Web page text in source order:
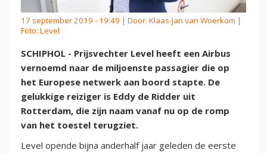
17 september 2019 - 19:49 | Door: Klaas-Jan van Woerkom |
Foto: Level
SCHIPHOL - Prijsvechter Level heeft een Airbus
vernoemd naar de miljoenste passagier die op
het Europese netwerk aan boord stapte. De
gelukkige reiziger is Eddy de Ridder uit
Rotterdam, die zijn naam vanaf nu op de romp
van het toestel terugziet.
Level opende bijna anderhalf jaar geleden de eerste